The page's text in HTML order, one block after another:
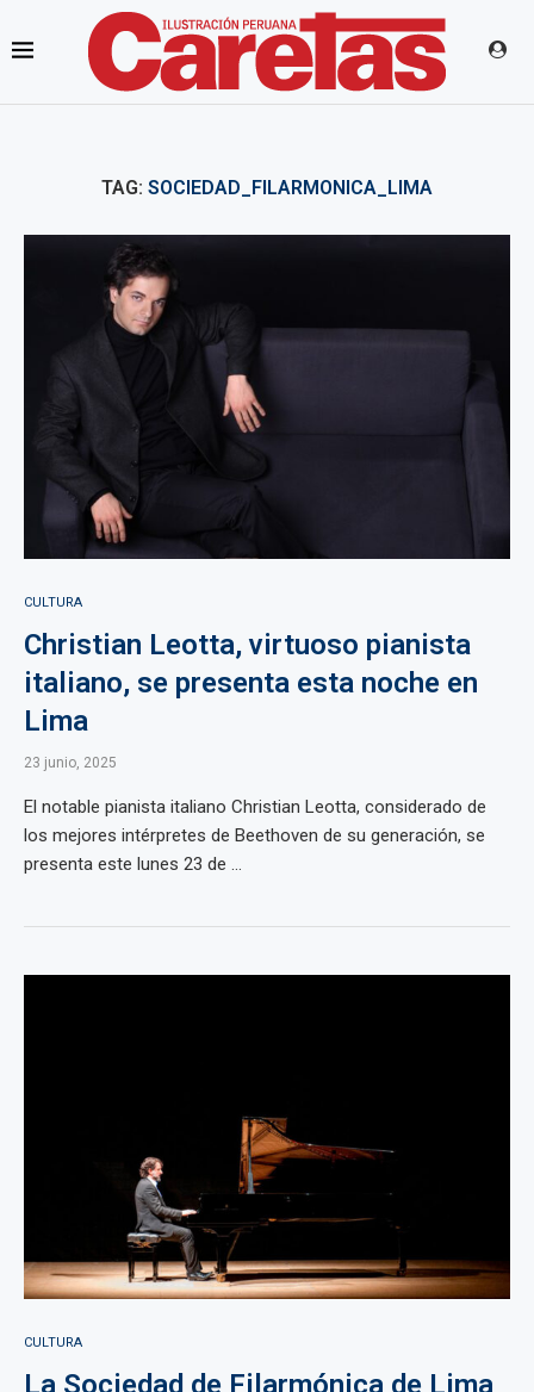
TAG: SOCIEDAD_FILARMONICA_LIMA
CULTURA
Christian Leotta, virtuoso pianista
italiano, se presenta esta noche en
Lima
23 junio, 2025
El notable pianista italiano Christian Leotta, considerado de
los mejores intérpretes de Beethoven de su generación, se
presenta este lunes 23 de ...
CULTURA
La Sociedad de Filarmónica de Lima